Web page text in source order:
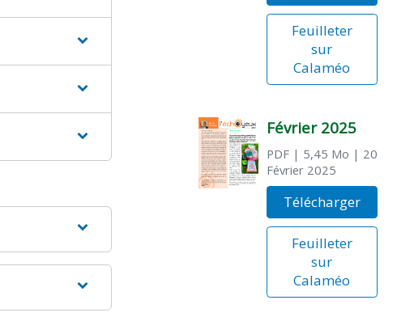
Feuilleter
sur
Calaméo
Février 2025
PDF| 5,45 Mo | 20
Février 2025
Télécharger
Feuilleter
sur
Calaméo